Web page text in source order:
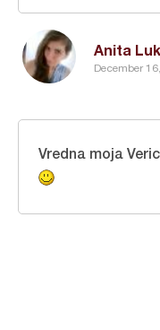
Anita
December
Vredna moja